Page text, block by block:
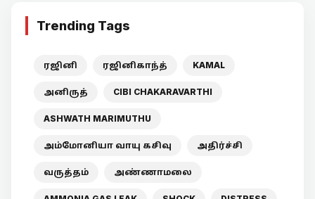
Trending Tags
ரஜினி ரஜினிகாந்த் KAMAL
அனிருத் CIBI CHAKARAVARTHI
ASHWATH MARIMUTHU
அம்மோனியா வாயு கசிவு அதிர்ச்சி
வருத்தம் அண்ணாமலை